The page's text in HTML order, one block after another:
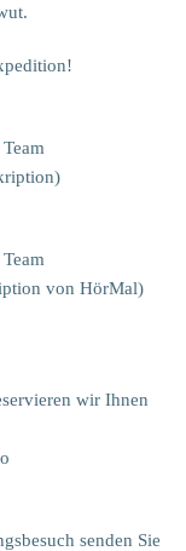
von HörMal)
wir Ihnen
senden Sie